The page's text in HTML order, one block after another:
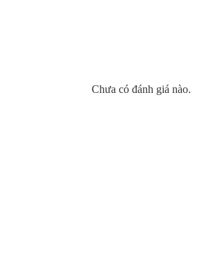
Chưa có đánh giá nào.